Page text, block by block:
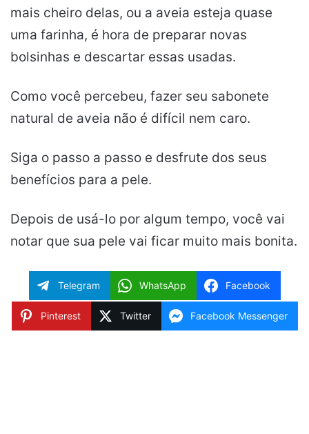
mais cheiro delas, ou a aveia esteja quase
uma farinha, é hora de preparar novas
bolsinhas e descartar essas usadas.
Como você percebeu, fazer seu sabonete
natural de aveia não é difícil nem caro.
Siga o passo a passo e desfrute dos seus
benefícios para a pele.
Depois de usá-lo por algum tempo, você vai
notar que sua pele vai ficar muito mais bonita.
Telegram WhatsApp Facebook
Pinterest Twitter Facebook Messenger